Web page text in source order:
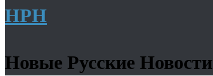
НРН
Новые Русские Новости